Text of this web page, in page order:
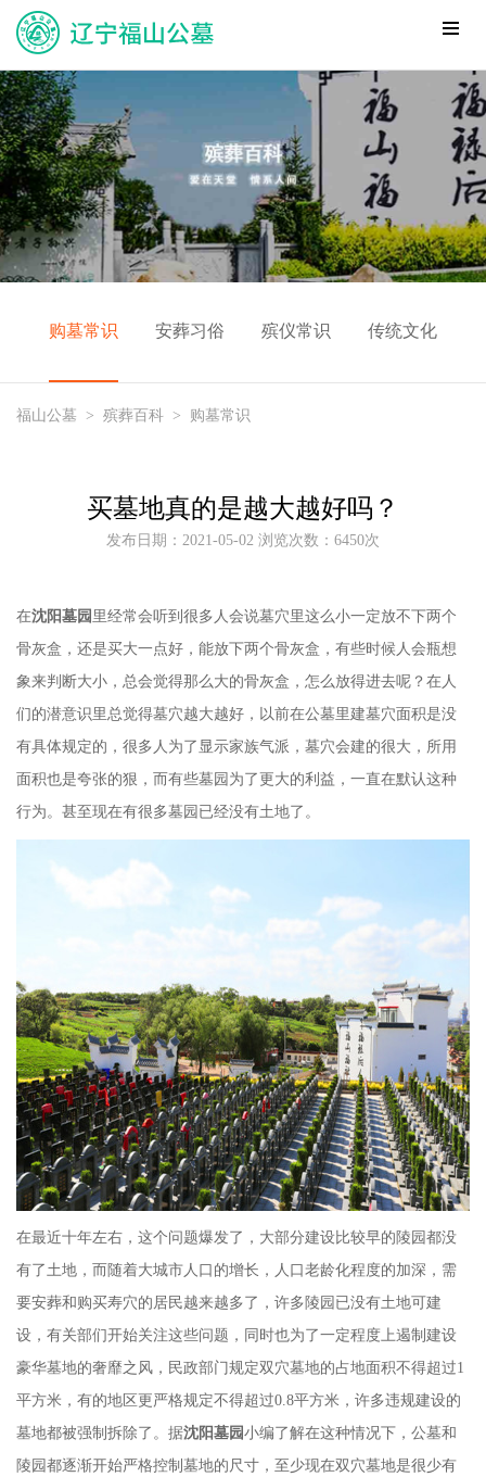
购墓常识 安葬习俗 殡仪常识 传统文化
福山公墓 > 殡葬百科 > 购墓常识
买墓地真的是越大越好吗？
发布日期：2021-05-02 浏览次数：6450次
在沈阳墓园 里经常会听到很多人会说墓穴里这么小一定放不下两个
骨灰盒，还是买大一点好，能放下两个骨灰盒，有些时候人会瓶想
象来判断大小，总会觉得那么大的骨灰盒，怎么放得进去呢？在人
们的潜意识里总觉得墓穴越大越好，以前在公墓里建墓穴面积是没
有具体规定的，很多人为了显示家族气派，墓穴会建的很大，所用
面积也是夸张的狠，而有些墓园为了更大的利益，一直在默认这种
行为。甚至现在有很多墓园已经没有土地了。
在最近十年左右，这个问题爆发了，大部分建设比较早的陵园都没
有了土地，而随着大城市人口的增长，人口老龄化程度的加深，需
要安葬和购买寿穴的居民越来越多了，许多陵园已没有土地可建
设，有关部们开始关注这些问题，同时也为了一定程度上遏制建设
豪华墓地的奢靡之风，民政部门规定双穴墓地的占地面积不得超过1
平方米，有的地区更严格规定不得超过0.8平方米，许多违规建设的
墓地都被强制拆除了。 据沈阳墓园小编了解在这种情况下，公墓和
陵园都逐渐开始严格控制墓地的尺寸，至少现在双穴墓地是很少有